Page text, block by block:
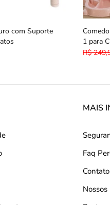
com Suporte
1 para
R$
MAIS
Faq
Contato